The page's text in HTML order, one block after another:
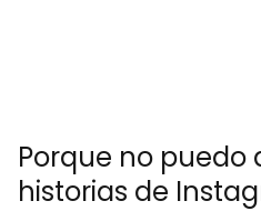
Porque no puedo
historias de